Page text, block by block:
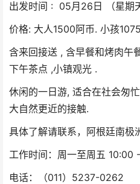
出发时间 : 05月26日 （星期
价格: 大人1500阿币. 小孩
含来回接送 , 含早餐和烤肉午
下午茶点 ,小镇观光 .
休闲的一日游, 适合在社会匆
大自然更近的接触.
具体了解请联系，阿根廷南极
工作时间：周一至周五 10:00
电话：（011）5237-0262
古农庄一日游